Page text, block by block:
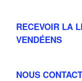
RECEVOIR LA
VENDÉENS
NOUS